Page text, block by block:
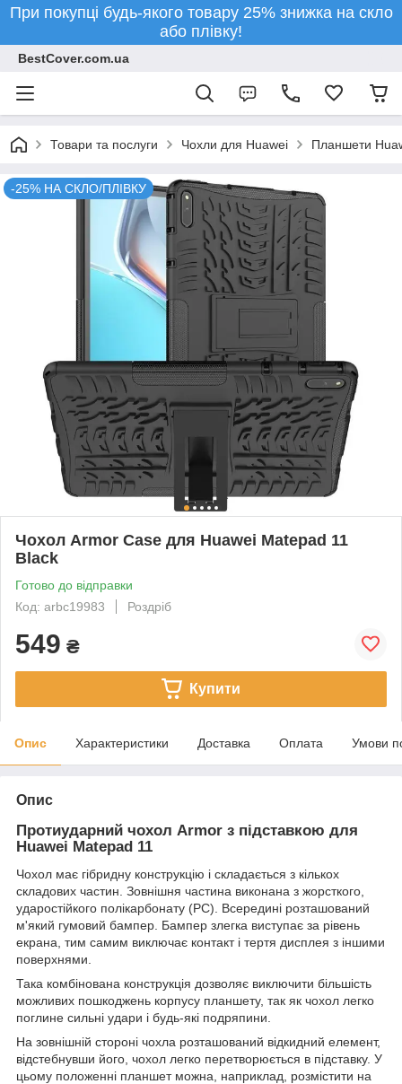
При покупці будь-якого товару 25% знижка на скло
або плівку!
BestCover.com.ua
Товари та послуги Чохли для Huawei Планшети
-25% НА СКЛО/ПЛІВКУ
Чохол Armor Case для Huawei Matepad 11
Black
Готово до відправки
Код: arbc19983
Роздріб
549 ₴
Купити
Опис Характеристики Доставка Оплата Умови
Опис
Протиударний чохол Armor з підставкою для
Huawei Matepad 11
Чохол має гібридну конструкцію і складається з кількох
складових частин. Зовнішня частина виконана з жорсткого,
ударостійкого полікарбонату (PC). Всередині розташований
м'який гумовий бампер. Бампер злегка виступає за рівень
екрана, тим самим виключає контакт і тертя дисплея з іншими
поверхнями.
Така комбінована конструкція дозволяє виключити більшість
можливих пошкоджень корпусу планшету, так як чохол легко
поглине сильні удари і будь-які подряпини.
На зовнішній стороні чохла розташований відкидний елемент,
відстебнувши його, чохол легко перетворюється в підставку. У
цьому положенні планшет можна, наприклад, розмістити на